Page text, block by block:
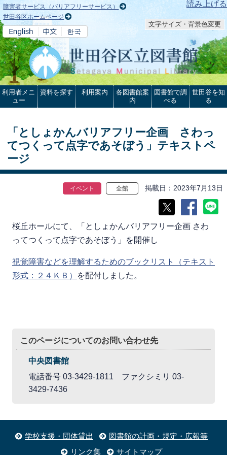
本文へ 読み上げる
障害者サービス（バリアフリーサービス）
世田谷区ホームページ
文字サイズ・背景色変更
利用者メニ
ュー
資料を探す 利用案内
各図書館案
内
図書館で調
べる
世田谷を知
る
「としょかんバリアフリー企画 さわっ
てつくって点字であそぼう」テキストペ
ージ
イベント 全館 掲載日 2023年7月13日
桜丘ホールにて、「としょかんバリアフリー企画 さわ
ってつくって点字であそぼう」を開催し
視覚障害などを理解するためのブックリスト（テキスト
形式：２４ＫＢ）
を配付しました。
このページについてのお問い合わせ先
中央図書館
電話番号 03-3429-1811 ファクシミリ 03-
3429-7436
学校支援・団体貸出
図書館の計画・規定・広報等
リンク集
サイトマップ